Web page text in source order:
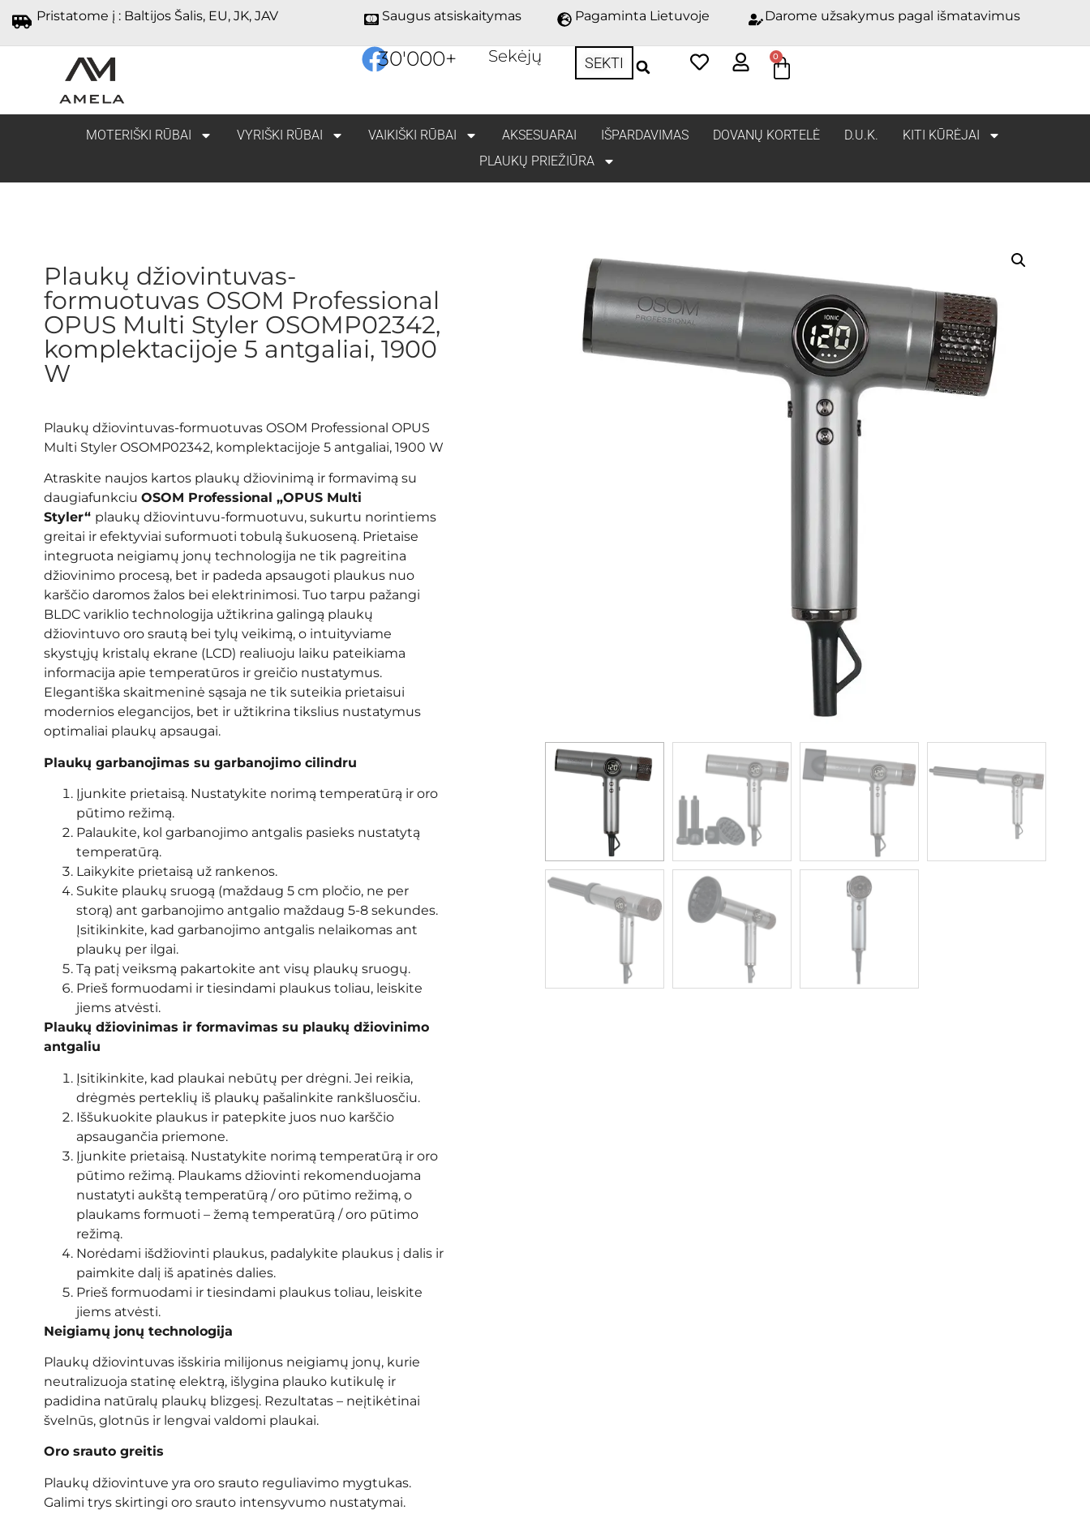
Pristatome į : Baltijos Šalis, EU, JK, JAV Saugus atsiskaitymas Pagaminta Lietuvoje Darome užsakymus pagal išmatavimus
30'000+ Sekėjų SEKTI 0
MOTERIŠKI RŪBAI VYRIŠKI RŪBAI VAIKIŠKI RŪBAI AKSESUARAI IŠPARDAVIMAS DOVANŲ KORTELĖ D.U.K.
KITI KŪRĖJAI
PLAUKŲ PRIEŽIŪRA
Plaukų džiovintuvas-
formuotuvas OSOM Professional
OPUS Multi Styler OSOMP02342,
komplektacijoje 5 antgaliai, 1900
W
Plaukų džiovintuvas-formuotuvas OSOM Professional OPUS
Multi Styler OSOMP02342, komplektacijoje 5 antgaliai, 1900 W
Atraskite naujos kartos plaukų džiovinimą ir formavimą su
daugiafunkciu OSOM Professional „OPUS Multi
Styler“ plaukų džiovintuvu-formuotuvu, sukurtu norintiems
greitai ir efektyviai suformuoti tobulą šukuoseną. Prietaise
integruota neigiamų jonų technologija ne tik pagreitina
džiovinimo procesą, bet ir padeda apsaugoti plaukus nuo
karščio daromos žalos bei elektrinimosi. Tuo tarpu pažangi
BLDC variklio technologija užtikrina galingą plaukų
džiovintuvo oro srautą bei tylų veikimą, o intuityviame
skystųjų kristalų ekrane (LCD) realiuoju laiku pateikiama
informacija apie temperatūros ir greičio nustatymus.
Elegantiška skaitmeninė sąsaja ne tik suteikia prietaisui
modernios elegancijos, bet ir užtikrina tikslius nustatymus
optimaliai plaukų apsaugai.
Plaukų garbanojimas su garbanojimo cilindru
Įjunkite prietaisą. Nustatykite norimą temperatūrą ir oro
pūtimo režimą.
Palaukite, kol garbanojimo antgalis pasieks nustatytą
temperatūrą.
Laikykite prietaisą už rankenos.
Sukite plaukų sruogą (maždaug 5 cm pločio, ne per
storą) ant garbanojimo antgalio maždaug 5-8 sekundes.
Įsitikinkite, kad garbanojimo antgalis nelaikomas ant
plaukų per ilgai.
Tą patį veiksmą pakartokite ant visų plaukų sruogų.
Prieš formuodami ir tiesindami plaukus toliau, leiskite
jiems atvėsti.
Plaukų džiovinimas ir formavimas su plaukų džiovinimo
antgaliu
Įsitikinkite, kad plaukai nebūtų per drėgni. Jei reikia,
drėgmės perteklių iš plaukų pašalinkite rankšluosčiu.
Iššukuokite plaukus ir patepkite juos nuo karščio
apsaugančia priemone.
Įjunkite prietaisą. Nustatykite norimą temperatūrą ir oro
pūtimo režimą. Plaukams džiovinti rekomenduojama
nustatyti aukštą temperatūrą / oro pūtimo režimą, o
plaukams formuoti – žemą temperatūrą / oro pūtimo
režimą.
Norėdami išdžiovinti plaukus, padalykite plaukus į dalis ir
paimkite dalį iš apatinės dalies.
Prieš formuodami ir tiesindami plaukus toliau, leiskite
jiems atvėsti.
Neigiamų jonų technologija
Plaukų džiovintuvas išskiria milijonus neigiamų jonų, kurie
neutralizuoja statinę elektrą, išlygina plauko kutikulę ir
padidina natūralų plaukų blizgesį. Rezultatas – neįtikėtinai
švelnūs, glotnūs ir lengvai valdomi plaukai.
Oro srauto greitis
Plaukų džiovintuve yra oro srauto reguliavimo mygtukas.
Galimi trys skirtingi oro srauto intensyvumo nustatymai.